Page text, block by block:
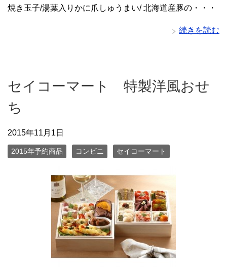
焼き玉子/湯葉入りかに爪しゅうまい/ 北海道産豚の・・・
続きを読む
セイコーマート 特製洋風おせ
ち
2015年11月1日
2015年予約商品 コンビニ セイコーマート